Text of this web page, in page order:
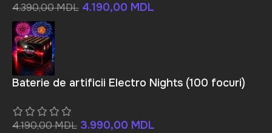
4.390,00MDL 4.190,00 MDL
Baterie de artificii Electro Nights (100 focuri)
4.190,00MDL 3.990,00 MDL